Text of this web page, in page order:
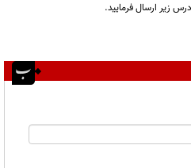
زیر ارسال فرمایید.